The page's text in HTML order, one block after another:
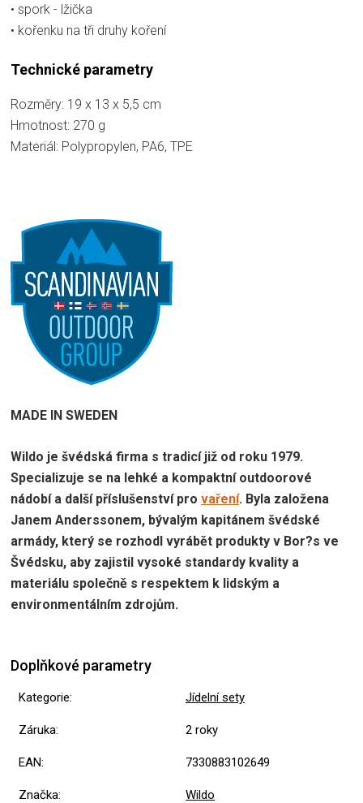
• spork - lžička
• kořenku na tři druhy koření
Technické parametry
Rozměry: 19 x 13 x 5,5 cm
Hmotnost: 270 g
Materiál: Polypropylen, PA6, TPE
MADE IN SWEDEN
Wildo je švédská firma s tradicí již od roku 1979.
Specializuje se na lehké a kompaktní outdoorové
nádobí a další příslušenství pro vaření. Byla založena
Janem Anderssonem, bývalým kapitánem švédské
armády, který se rozhodl vyrábět produkty v Bor?s ve
Švédsku, aby zajistil vysoké standardy kvality a
materiálu společně s respektem k lidským a
environmentálním zdrojům.
Doplňkové parametry
Kategorie: Jídelní sety
Záruka: 2 roky
EAN: 7330883102649
Značka: Wildo